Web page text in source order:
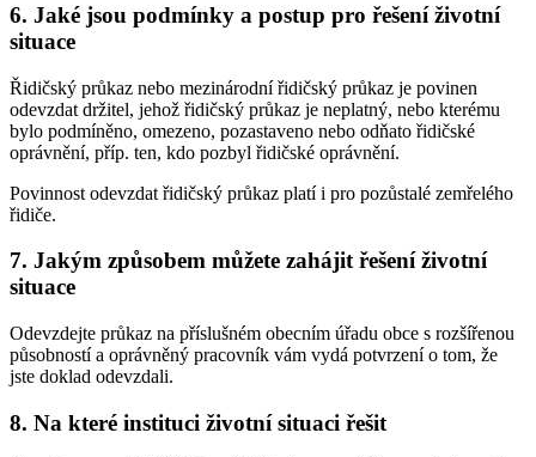
6. Jaké jsou podmínky a postup pro řešení životní
situace
Řidičský průkaz nebo mezinárodní řidičský průkaz je povinen
odevzdat držitel, jehož řidičský průkaz je neplatný, nebo kterému
bylo podmíněno, omezeno, pozastaveno nebo odňato řidičské
oprávnění, příp. ten, kdo pozbyl řidičské oprávnění.
Povinnost odevzdat řidičský průkaz platí i pro pozůstalé zemřelého
řidiče.
7. Jakým způsobem můžete zahájit řešení životní
situace
Odevzdejte průkaz na příslušném obecním úřadu obce s rozšířenou
působností a oprávněný pracovník vám vydá potvrzení o tom, že
jste doklad odevzdali.
8. Na které instituci životní situaci řešit